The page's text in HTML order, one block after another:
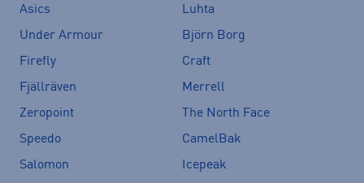
Asics
Luhta
Under Armour
Björn Borg
Firefly
Craft
Fjällräven
Merrell
Zeropoint
The North Face
Speedo
CamelBak
Salomon
Icepeak